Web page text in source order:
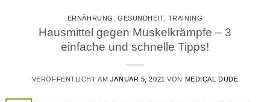
ERNÄHRUNG GESUNDHEIT, TRAINING
Hausmittel gegen Muskelkrämpfe – 3
einfache und schnelle Tipps!
VERÖFFENTLICHT AM JANUAR 5, 2021 VON MEDICAL DUDE